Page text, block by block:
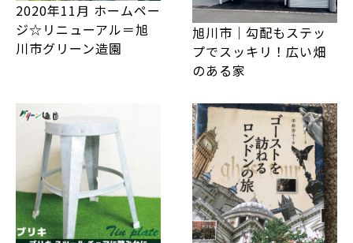
2020年11月 ホームペー
ジ☆リニューアル＝旭
川市グリーン造園
旭川市｜勾配もステッ
プでスッキリ！広い畑
のある家